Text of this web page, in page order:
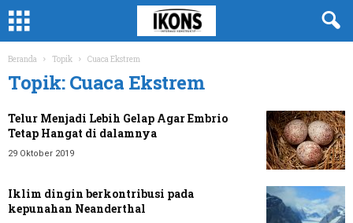
Beranda Topik Cuaca Ekstrem
Topik: Cuaca Ekstrem
Telur Menjadi Lebih Gelap Agar Embrio
Tetap Hangat di dalamnya
29 Oktober 2019
Iklim dingin berkontribusi pada
kepunahan Neanderthal